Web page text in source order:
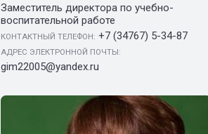
Заместитель директора по учебно-
воспитательной работе
КОНТАКТНЫЙ ТЕЛЕФОН: +7 (34767) 5-34-87
АДРЕС ЭЛЕКТРОННОЙ ПОЧТЫ:
gim22005@yandex.ru